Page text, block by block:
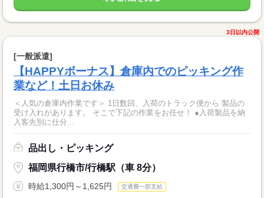
3日以内公開
[一般派遣]
【HAPPYボーナス】倉庫内でのピッキング作
業など！土日お休み
＜人気の倉庫内作業です＞ 1日数回、入荷のトラック便から 製品の
受け入れがあります。 そこで下記の作業をお任せ！ ●入荷製品を納
入客先別に仕分...
品出し・ピッキング
福岡県行橋市/行橋駅（車 8分）
時給1,300円～1,625円 交通費一部支給